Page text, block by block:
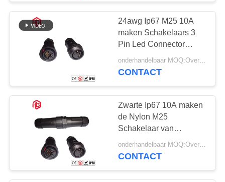
24awg Ip67 M25 10A
maken Schakelaars 3
Pin Led Connector
waterdicht
CONTACT
Zwarte Ip67 10A maken
de Nylon M25
Schakelaar van
Schakelaarspvc
waterdicht
onderhandelbaar MOQ:Overeen te komen
CONTACT